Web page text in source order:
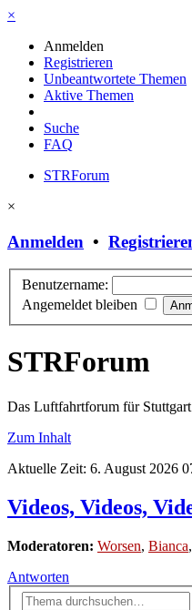
×
Anmelden
Registrieren
Unbeantwortete Themen
Aktive Themen
Suche
FAQ
STRForum
×
Anmelden •
Benutzername:
Angemeldet bleiben
STRForum
Das Luftfahrtforum für
Zum Inhalt
Aktuelle Zeit: 6. August 2026
Videos, Videos,
Moderatoren: Worsen, Bianca,
Antworten